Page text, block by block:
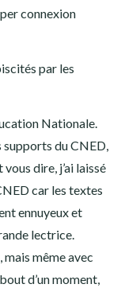
connexion
par les
Nationale.
supports du CNED,
dire, j’ai laissé
car les textes
ennuyeux et
lectrice.
mais même avec
d’un moment,